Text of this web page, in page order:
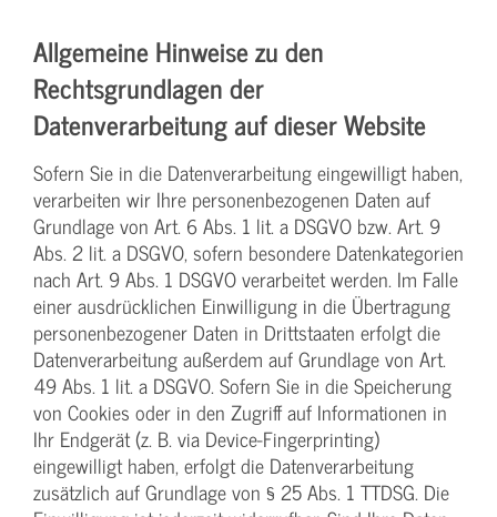
Allgemeine Hinweise zu den
Rechtsgrundlagen der
Datenverarbeitung auf dieser Website
Sofern Sie in die Datenverarbeitung eingewilligt haben,
verarbeiten wir Ihre personenbezogenen Daten auf
Grundlage von Art. 6 Abs. 1 lit. a DSGVO bzw. Art. 9
Abs. 2 lit. a DSGVO, sofern besondere Datenkategorien
nach Art. 9 Abs. 1 DSGVO verarbeitet werden. Im Falle
einer ausdrücklichen Einwilligung in die Übertragung
personenbezogener Daten in Drittstaaten erfolgt die
Datenverarbeitung außerdem auf Grundlage von Art.
49 Abs. 1 lit. a DSGVO. Sofern Sie in die Speicherung
von Cookies oder in den Zugriff auf Informationen in
Ihr Endgerät (z. B. via Device-Fingerprinting)
eingewilligt haben, erfolgt die Datenverarbeitung
zusätzlich auf Grundlage von § 25 Abs. 1 TTDSG. Die